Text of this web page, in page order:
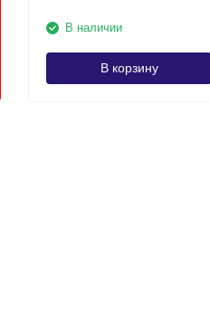
В наличии
В корзину